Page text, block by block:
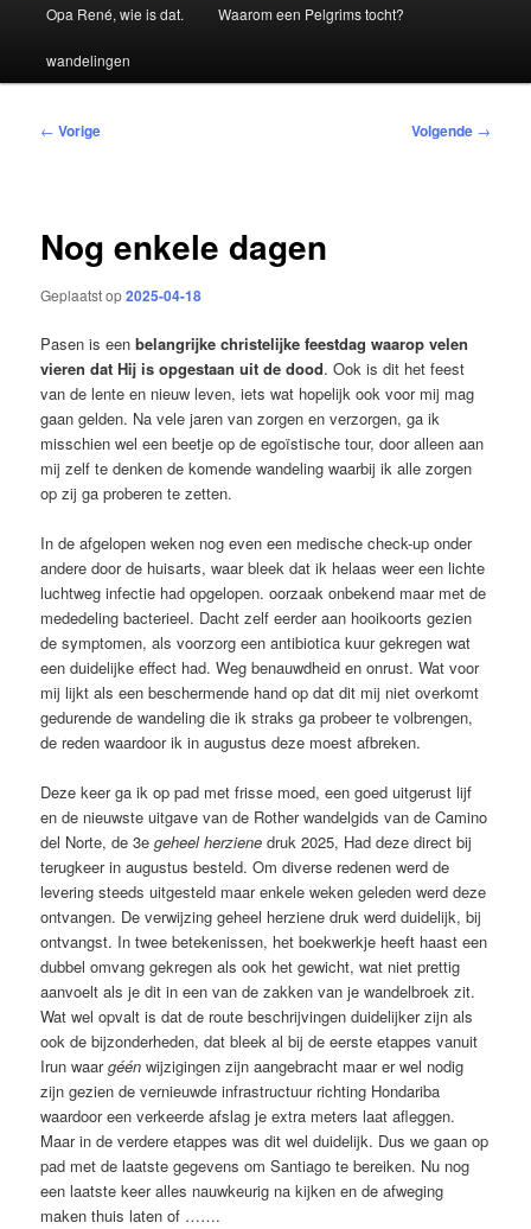
Opa René, wie is dat. Waarom een Pelgrims tocht?
wandelingen
Bericht
← Vorige Volgende →
Nog enkele dagen
Geplaatst op2025-04-18
Pasen is eenbelangrijke christelijke feestdag waarop velen
vieren dat Hij is opgestaan uit de dood. Ook is dit het feest
van de lente en nieuw leven, iets wat hopelijk ook voor mij mag
gaan gelden. Na vele jaren van zorgen en verzorgen, ga ik
misschien wel een beetje op de egoïstische tour, door alleen aan
mij zelf te denken de komende wandeling waarbij ik alle zorgen
op zij ga proberen te zetten.
In de afgelopen weken nog even een medische check-up onder
andere door de huisarts, waar bleek dat ik helaas weer een lichte
luchtweg infectie had opgelopen. oorzaak onbekend maar met de
mededeling bacterieel. Dacht zelf eerder aan hooikoorts gezien
de symptomen, als voorzorg een antibiotica kuur gekregen wat
een duidelijke effect had. Weg benauwdheid en onrust. Wat voor
mij lijkt als een beschermende hand op dat dit mij niet overkomt
gedurende de wandeling die ik straks ga probeer te volbrengen,
de reden waardoor ik in augustus deze moest afbreken.
Deze keer ga ik op pad met frisse moed, een goed uitgerust lijf
en de nieuwste uitgave van de Rother wandelgids van de Camino
del Norte, de 3egeheel herziene druk 2025, Had deze direct bij
terugkeer in augustus besteld. Om diverse redenen werd de
levering steeds uitgesteld maar enkele weken geleden werd deze
ontvangen. De verwijzing geheel herziene druk werd duidelijk, bij
ontvangst. In twee betekenissen, het boekwerkje heeft haast een
dubbel omvang gekregen als ook het gewicht, wat niet prettig
aanvoelt als je dit in een van de zakken van je wandelbroek zit.
Wat wel opvalt is dat de route beschrijvingen duidelijker zijn als
ook de bijzonderheden, dat bleek al bij de eerste etappes vanuit
Irun waargéén wijzigingen zijn aangebracht maar er wel nodig
zijn gezien de vernieuwde infrastructuur richting Hondariba
waardoor een verkeerde afslag je extra meters laat afleggen.
Maar in de verdere etappes was dit wel duidelijk. Dus we gaan op
pad met de laatste gegevens om Santiago te bereiken. Nu nog
een laatste keer alles nauwkeurig na kijken en de afweging
maken thuis laten of …….